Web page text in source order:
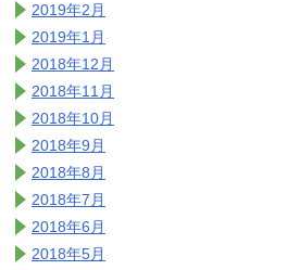
2019年2月
2019年1月
2018年12月
2018年11月
2018年10月
2018年9月
2018年8月
2018年7月
2018年6月
2018年5月